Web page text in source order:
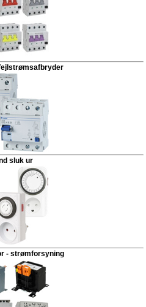
sluk ur
- strømforsyning